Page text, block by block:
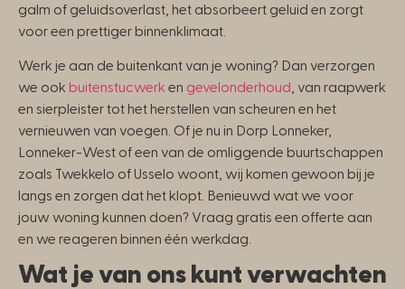
galm of geluidsoverlast, het absorbeert geluid en zorgt
voor een prettiger binnenklimaat.
Werk je aan de buitenkant van je woning? Dan verzorgen
we ook buitenstucwerk en gevelonderhoud
, van raapwerk
en sierpleister tot het herstellen van scheuren en het
vernieuwen van voegen. Of je nu in Dorp Lonneker,
Lonneker-West of een van de omliggende buurtschappen
zoals Twekkelo of Usselo woont, wij komen gewoon bij je
langs en zorgen dat het klopt. Benieuwd wat we voor
jouw woning kunnen doen? Vraag gratis een offerte aan
en we reageren binnen één werkdag.
Wat je van ons kunt verwachten